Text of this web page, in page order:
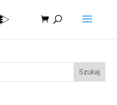
Szukaj